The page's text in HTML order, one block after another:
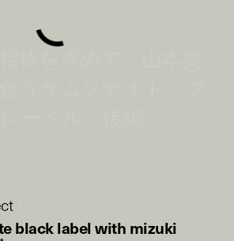
/
black label with mizuki